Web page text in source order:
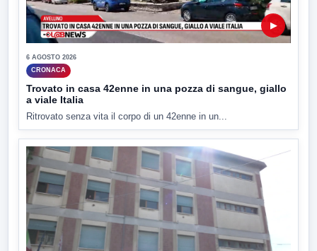
▶
6 AGOSTO 2026
CRONACA
Trovato in casa 42enne in una pozza di sangue, giallo
a viale Italia
Ritrovato senza vita il corpo di un 42enne in un...